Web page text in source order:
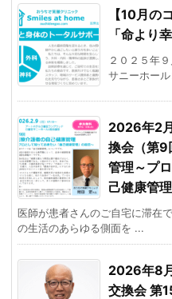
【10月
「命よ
２０２５年
サニーホー
2026年2
換会（第
管理～プ
己健康管
医師が患者さんのご自宅に滞在
の生活のあらゆる側面を ...
2026年8
交換会 第